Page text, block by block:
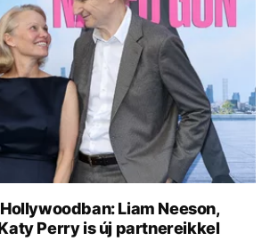
UTAZÁS
DESIGN
ARCOK
TÖRTÉNETEK
Liam Neeson,
Perry is új partnereikkel